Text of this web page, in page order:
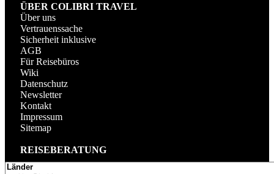
ÜBER COLIBRI TRAVEL
Über uns
Vertrauenssache
Sicherheit inklusive
AGB
Für Reisebüros
Wiki
Datenschutz
Newsletter
Kontakt
Impressum
Sitemap
REISEBERATUNG
TELEFON